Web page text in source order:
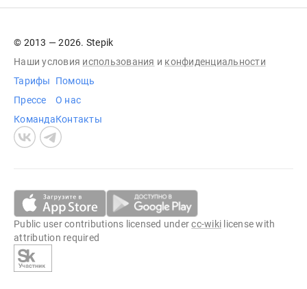
© 2013 — 2026. Stepik
Наши условия использования и конфиденциальности
Тарифы
Прессе
Команда
Помощь
О нас
Контакты
Public user contributions licensed undercc-wiki license with
attribution required